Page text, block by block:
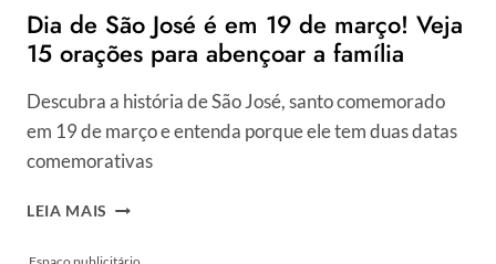
Dia de São José é em 19 de março! Veja
15 orações para abençoar a família
Descubra a história de São José, santo comemorado
em 19 de março e entenda porque ele tem duas datas
comemorativas
LEIA MAIS DIA